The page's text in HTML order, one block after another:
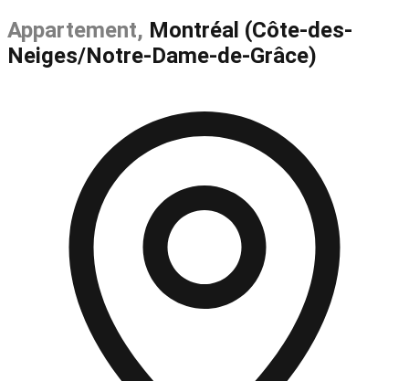
Appartement, Montréal (Côte-des-
Neiges/Notre-Dame-de-Grâce)